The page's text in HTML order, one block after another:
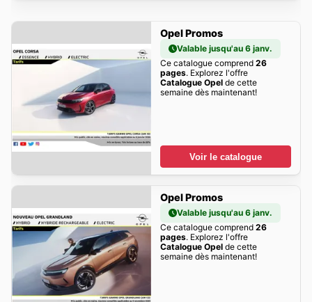
Opel Promos
Valable jusqu'au 6 janv.
Ce catalogue comprend 26
pages. Explorez l'offre
Catalogue Opelde cette
semaine dès maintenant!
Voir le catalogue
Opel Promos
Valable jusqu'au 6 janv.
Ce catalogue comprend 26
pages. Explorez l'offre
Catalogue Opelde cette
semaine dès maintenant!